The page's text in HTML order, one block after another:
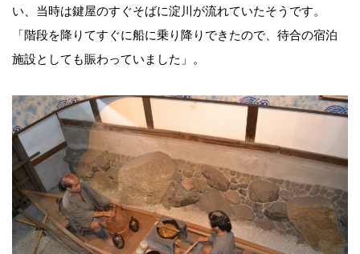
い、当時は鍵屋のすぐそばに淀川が流れていたそうです。
「階段を降りてすぐに船に乗り降りできたので、待合の宿泊
施設としても賑わっていました」。